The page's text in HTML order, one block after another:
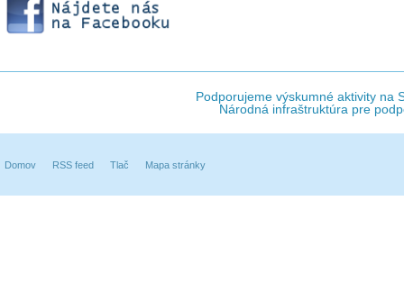
Podporujeme výskumné aktivity na
Národná infraštruktúra pre
Domov RSS feed Tlač Mapa stránky